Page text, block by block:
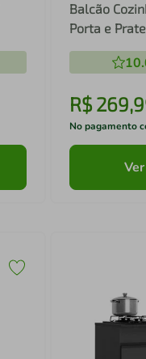
Balcão
Porta e
CR20100
R$ 269,
No pagamento